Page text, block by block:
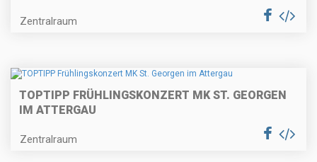
Zentralraum
TOPTIPP FRÜHLINGSKONZERT MK ST. GEORGEN
IM ATTERGAU
Zentralraum